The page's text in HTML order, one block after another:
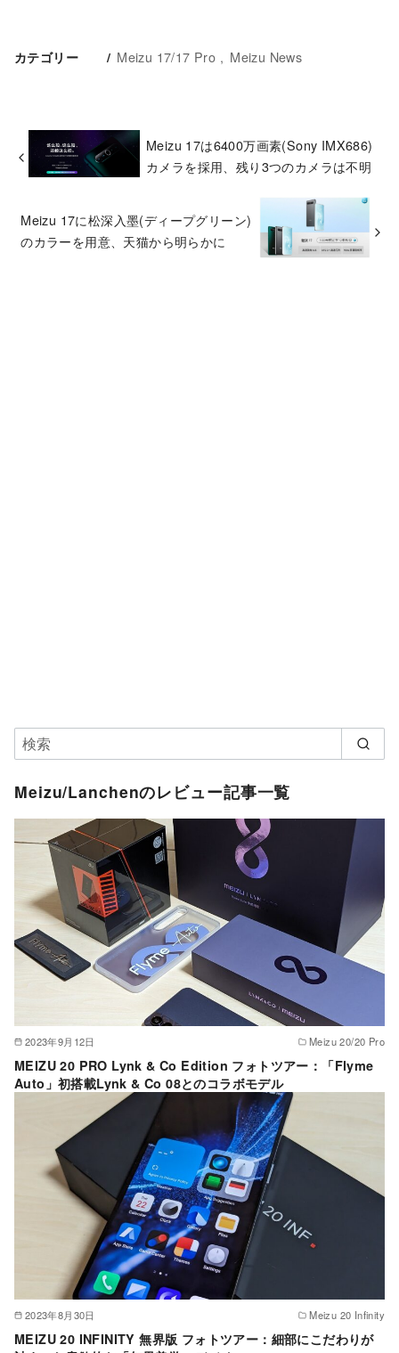
カテゴリー Meizu 17/17 Pro Meizu News
Meizu 17は6400万画素(Sony IMX686)
カメラを採用、残り3つのカメラは不明
Meizu 17に松深入墨(ディープグリーン)
のカラーを用意、天猫から明らかに
Meizu/Lanchenのレビュー記事一覧
2023年9月12日 Meizu 20/20 Pro
MEIZU 20 PRO Lynk & Co Edition フォトツアー：「Flyme
Auto」初搭載Lynk & Co 08とのコラボモデル
2023年8月30日 Meizu 20 Infinity
MEIZU 20 INFINITY 無界版 フォトツアー：細部にこだわりが